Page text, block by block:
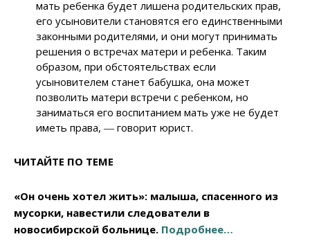
мать ребенка будет лишена родительских прав,
его усыновители становятся его единственными
законными родителями, и они могут принимать
решения о встречах матери и ребенка. Таким
образом, при обстоятельствах если
усыновителем станет бабушка, она может
позволить матери встречи с ребенком, но
заниматься его воспитанием мать уже не будет
иметь права, ― говорит юрист.
ЧИТАЙТЕ ПО ТЕМЕ
«Он очень хотел жить»: малыша, спасенного из
мусорки, навестили следователи в
новосибирской больнице. Подробнее…